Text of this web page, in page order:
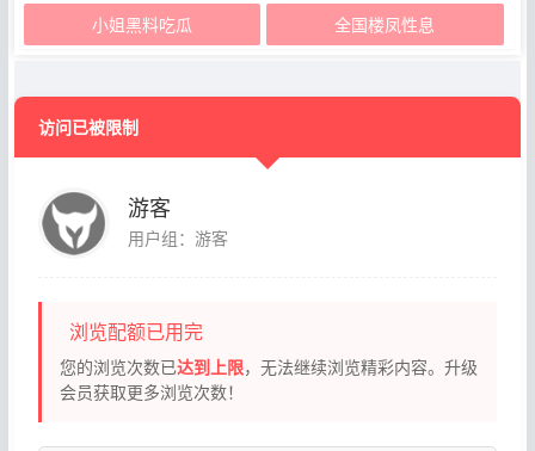
小姐黑料吃瓜 全国楼凤性息
访问已被限制
游客
用户组：游客
浏览配额已用完
您的浏览次数已达到上限，无法继续浏览精彩内容。升级
会员获取更多浏览次数！